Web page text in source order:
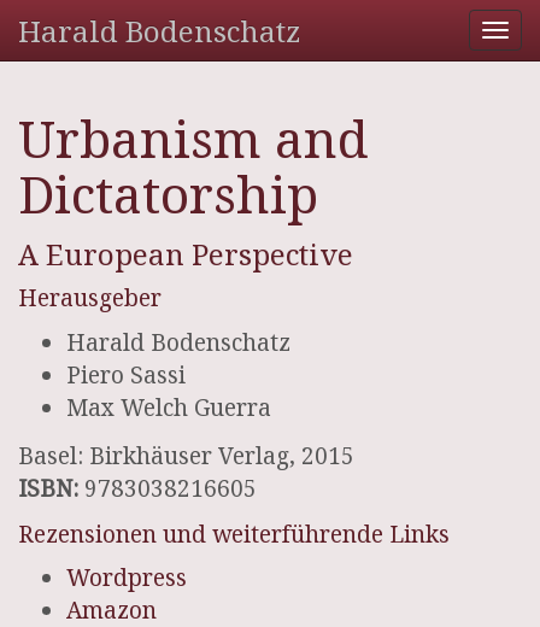
Harald Bodenschatz
Urbanism and
Dictatorship
A European Perspective
Herausgeber
Harald Bodenschatz
Piero Sassi
Max Welch Guerra
Basel: Birkhäuser Verlag, 2015
ISBN: 9783038216605
Rezensionen und weiterführende Links
Wordpress
Amazon